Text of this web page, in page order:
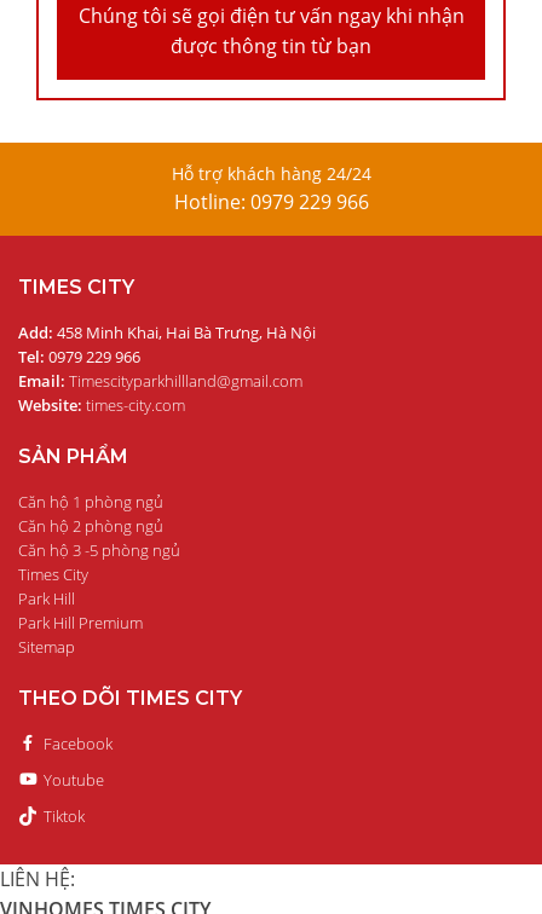
Chúng tôi sẽ gọi điện tư vấn ngay khi nhận
được thông tin từ bạn
Hỗ trợ khách hàng 24/24
Hotline: 0979 229 966
TIMES CITY
Add: 458 Minh Khai, Hai Bà Trưng, Hà Nội
Tel: 0979 229 966
Email: Timescityparkhillland@gmail.com
Website: times-city.com
SẢN PHẨM
Căn hộ 1 phòng ngủ
Căn hộ 2 phòng ngủ
Căn hộ 3 -5 phòng ngủ
Times City
Park Hill
Park Hill Premium
Sitemap
THEO DÕI TIMES CITY
Facebook
Youtube
Tiktok
LIÊN HỆ: